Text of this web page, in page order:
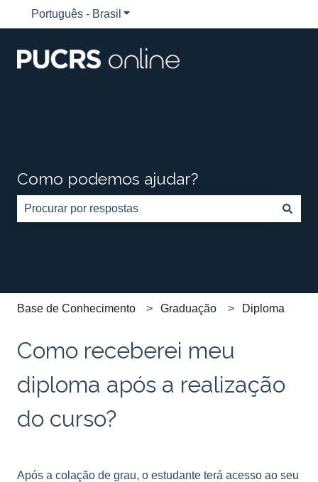
Português - Brasil Mostrar submenu para traduções
Como podemos ajudar?
Base de Conhecimento Graduação Diploma
Como receberei meu
diploma após a realização
do curso?
Após a colação de grau, o estudante terá acesso ao seu